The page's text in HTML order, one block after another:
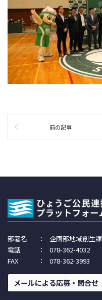
前の記事
部署名 ：
企画部地域創生課
電話
：
078-362-4032
FAX
： 078-362-3993
メールによる応募・問合せ